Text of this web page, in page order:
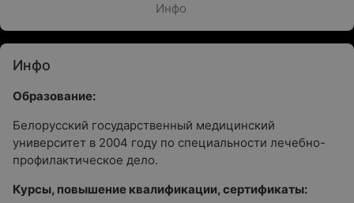
Инфо
Инфо
Образование:
Белорусский государственный медицинский
университет в 2004 году по специальности лечебно-
профилактическое дело.
Курсы, повышение квалификации, сертификаты: